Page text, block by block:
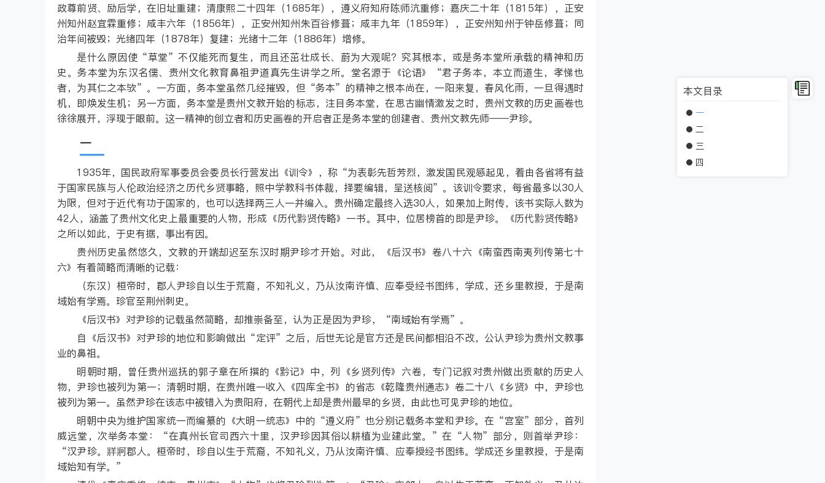
本文目录
一
二
三
四
政尊前贤、励后学，在旧址重建；清康熙二十四年（1685年），遵义府知府陈师沆重修；嘉庆二十年（1815年），正安
州知州赵宜霖重修；咸丰六年（1856年），正安州知州朱百谷修葺；咸丰九年（1859年），正安州知州于钟岳修葺；同
治年间被毁；光绪四年（1878年）复建；光绪十二年（1886年）增修。
是什么原因使“草堂”不仅能死而复生，而且还茁壮成长、蔚为大观呢？究其根本，或是务本堂所承载的精神和历
史。务本堂为东汉名儒、贵州文化教育鼻祖尹道真先生讲学之所。堂名源于《论语》“君子务本，本立而道生，孝悌也
者，为其仁之本欤”。一方面，务本堂虽然几经摧毁，但“务本”的精神之根本尚在，一阳来复，春风化雨，一旦得遇时
机，即焕发生机；另一方面，务本堂是贵州文教开始的标志，注目务本堂，在思古幽情激发之时，贵州文教的历史画卷也
徐徐展开，浮现于眼前。这一精神的创立者和历史画卷的开启者正是务本堂的创建者、贵州文教先师——尹珍。
一
1935年，国民政府军事委员会委员长行营发出《训令》，称“为表彰先哲芳烈，激发国民观感起见，着由各省将有益
于国家民族与人伦政治经济之历代乡贤事略，照中学教科书体裁，择要编辑，呈送核阅”。该训令要求，每省最多以30人
为限，但对于近代有功于国家的，也可以选择两三人一并编入。贵州确定最终入选30人，如果加上附传，该书实际人数为
42人，涵盖了贵州文化史上最重要的人物，形成《历代黔贤传略》一书。其中，位居榜首的即是尹珍。《历代黔贤传略》
之所以如此，于史有据，事出有因。
贵州历史虽然悠久，文教的开端却迟至东汉时期尹珍才开始。对此，《后汉书》卷八十六《南蛮西南夷列传第七十
六》有着简略而清晰的记载：
（东汉）桓帝时，郡人尹珍自以生于荒裔，不知礼义，乃从汝南许慎、应奉受经书图纬，学成，还乡里教授，于是南
域始有学焉。珍官至荆州刺史。
《后汉书》对尹珍的记载虽然简略，却推崇备至，认为正是因为尹珍，“南域始有学焉”。
自《后汉书》对尹珍的地位和影响做出“定评”之后，后世无论是官方还是民间都相沿不改，公认尹珍为贵州文教事
业的鼻祖。
明朝时期，曾任贵州巡抚的郭子章在所撰的《黔记》中，列《乡贤列传》六卷，专门记叙对贵州做出贡献的历史人
物，尹珍也被列为第一；清朝时期，在贵州唯一收入《四库全书》的省志《乾隆贵州通志》卷二十八《乡贤》中，尹珍也
被列为第一。虽然尹珍在该志中被错入为贵阳府，在朝代上却是贵州最早的乡贤，由此也可见尹珍的地位。
明朝中央为维护国家统一而编纂的《大明一统志》中的“遵义府”也分别记载务本堂和尹珍。在“宫室”部分，首列
威远堂，次举务本堂：“在真州长官司西六十里，汉尹珍因其俗以耕植为业建此堂。”在“人物”部分，则首举尹珍：
“汉尹珍。牂牁郡人。桓帝时，珍自以生于荒裔，不知礼义，乃从汝南许慎、应奉授经书图纬。学成还乡里教授，于是南
域始知有学。”